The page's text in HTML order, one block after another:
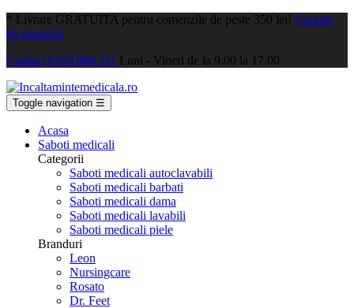
* Livrare GRATUITA pentru comenzile de peste 350 lei! Gaseste
un magazin
Contact 0359 808 111 Luni - Vineri de la 9.00 la 17.00
Toggle navigation ☰
Acasa
Saboti medicali
Categorii
Saboti medicali autoclavabili
Saboti medicali barbati
Saboti medicali dama
Saboti medicali lavabili
Saboti medicali piele
Branduri
Leon
Nursingcare
Rosato
Dr. Feet